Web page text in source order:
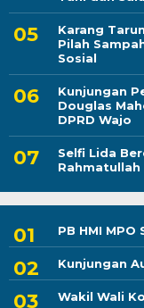
Karang
Pilah
Sosial
Kunjungan
Douglas
DPRD Wajo
Selfi Lida
Rahmatullah
PB HMI MPO
Kunjungan
Wakil Wali